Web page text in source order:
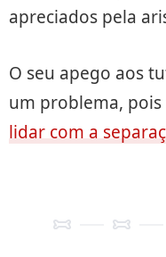
apreciados pela
O seu apego aos
um problema,
lidar com a